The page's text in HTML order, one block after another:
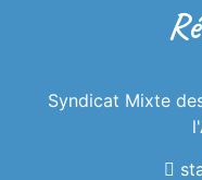
Syndicat Mixte